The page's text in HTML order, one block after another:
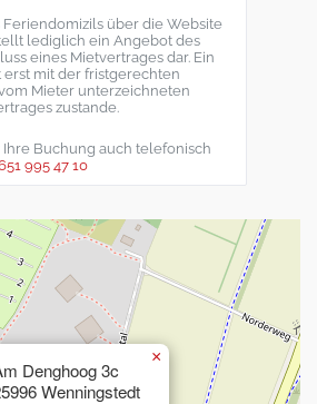
über die Website
lediglich ein Angebot des
eines Mietvertrages dar. Ein
mit der fristgerechten
Mieter unterzeichneten
zustande.
Buchung auch telefonisch
995 47 10
Denghoog 3c
Wenningstedt
×